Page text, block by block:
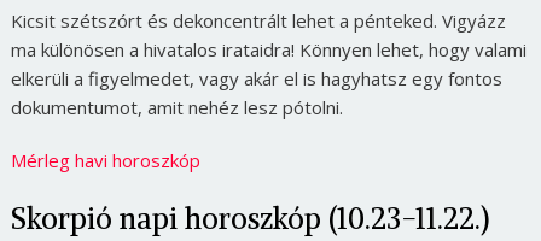
Kicsit szétszórt és dekoncentrált lehet a pénteked. Vigyázz
ma különösen a hivatalos irataidra! Könnyen lehet, hogy valami
elkerüli a figyelmedet, vagy akár el is hagyhatsz egy fontos
dokumentumot, amit nehéz lesz pótolni.
Mérleg havi horoszkóp
Skorpió napi horoszkóp (10.23-11.22.)